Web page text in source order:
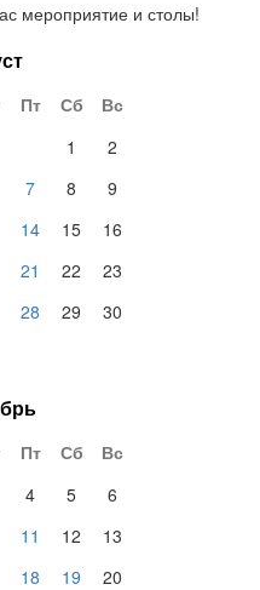
мероприятие и столы!
Пт Сб
Вс
1
2
7 8
9
14 15
16
21 22
23
28 29
30
Пт Сб
Вс
4 5
6
11 12
13
18 19
20